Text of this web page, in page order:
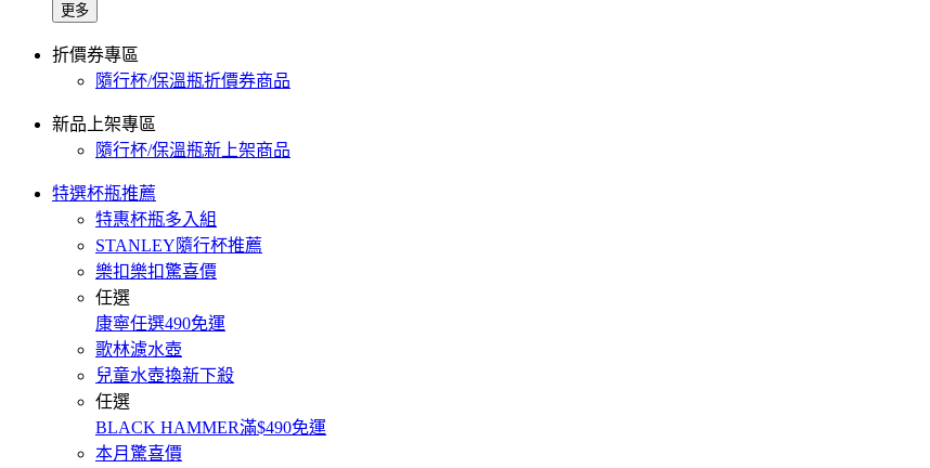
更多
折價券專區
隨行杯/保溫瓶折價券商品
新品上架專區
隨行杯/保溫瓶新上架商品
特選杯瓶推薦
特惠杯瓶多入組
STANLEY隨行杯推薦
樂扣樂扣驚喜價
任選
康寧任選490免運
歌林濾水壺
兒童水壺換新下殺
任選
BLACK HAMMER滿$490免運
本月驚喜價